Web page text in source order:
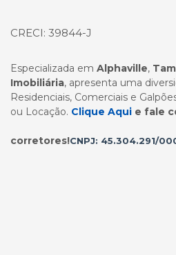
CRECI: 39844-J
Especializada em Alphaville,
Imobiliária, apresenta uma
Residenciais, Comerciais e
ou Locação. Clique Aqui e fale
corretores!CNPJ: 45.304.291/